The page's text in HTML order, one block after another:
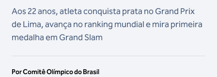
Aos 22 anos, atleta conquista prata no Grand Prix
de Lima, avança no ranking mundial e mira primeira
medalha em Grand Slam
Por Comitê Olímpico do Brasil